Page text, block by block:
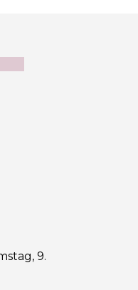
9.